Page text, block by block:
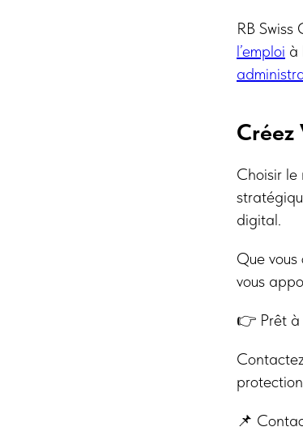
RB
l’emploi à
Créez
Choisir le
digital.
Que
vous
👉 Prêt à
📌